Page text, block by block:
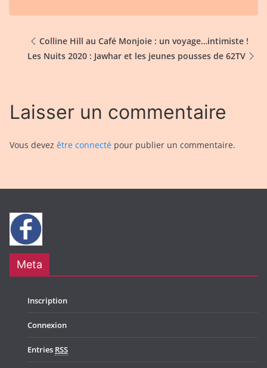
Colline Hill au Café Monjoie : un voyage…intimiste !
Les Nuits 2020 : Jawhar et les jeunes pousses de 62TV
Laisser un commentaire
Vous devez être connecté pour publier un commentaire.
Meta
Inscription
Connexion
Entries RSS